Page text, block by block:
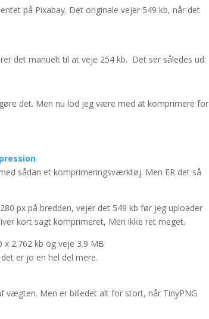
på Pixabay. Det originale vejer 549 kb, når det
det manuelt til at veje 254 kb. Det ser således ud:
det. Men nu lod jeg være med at komprimere for
sådan et komprimeringsværktøj. Men ER det så
px på bredden, vejer det 549 kb før jeg uploader
kort sagt komprimeret, Men ikke ret meget.
2.762 kb og veje 3.9 MB
er jo en hel del mere.
vægten. Men er billedet alt for stort, når TinyPNG